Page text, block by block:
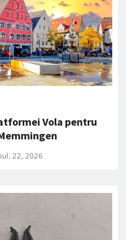
Vola pentru
iul. 22, 2026